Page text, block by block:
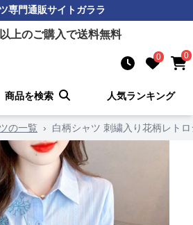
専門通販サイトガララ
上のご購入で送料無料
0 0
商品を検索 人気ランキング
の一覧 › 白柄シャツ 刺繍入り花柄レト